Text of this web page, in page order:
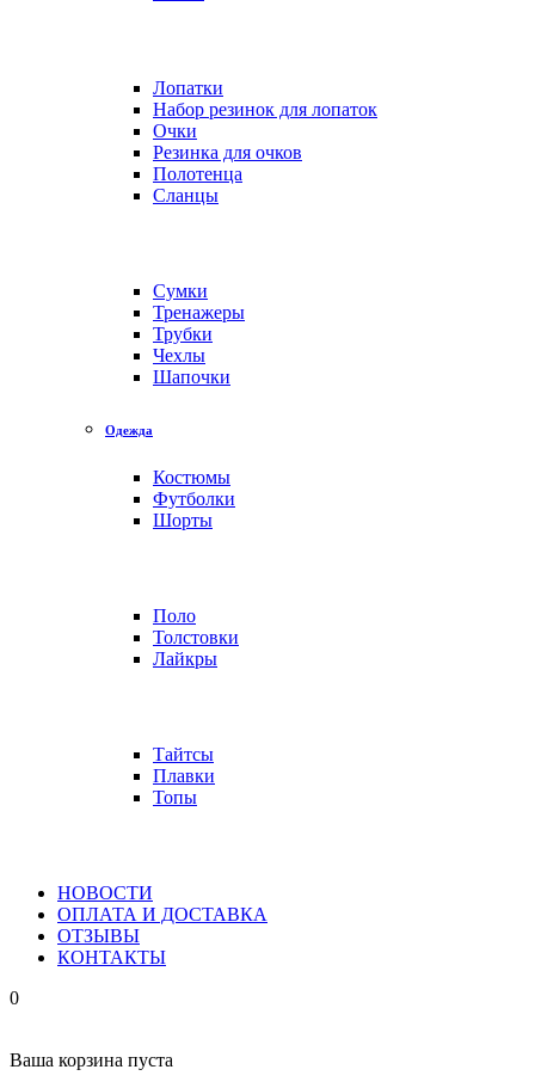
Лопатки
Набор резинок для лопаток
Очки
Резинка для очков
Полотенца
Сланцы
Сумки
Тренажеры
Трубки
Чехлы
Шапочки
Одежда
Костюмы
Футболки
Шорты
Поло
Толстовки
Лайкры
Тайтсы
Плавки
Топы
НОВОСТИ
ОПЛАТА И ДОСТАВКА
ОТЗЫВЫ
КОНТАКТЫ
0
Ваша корзина пуста